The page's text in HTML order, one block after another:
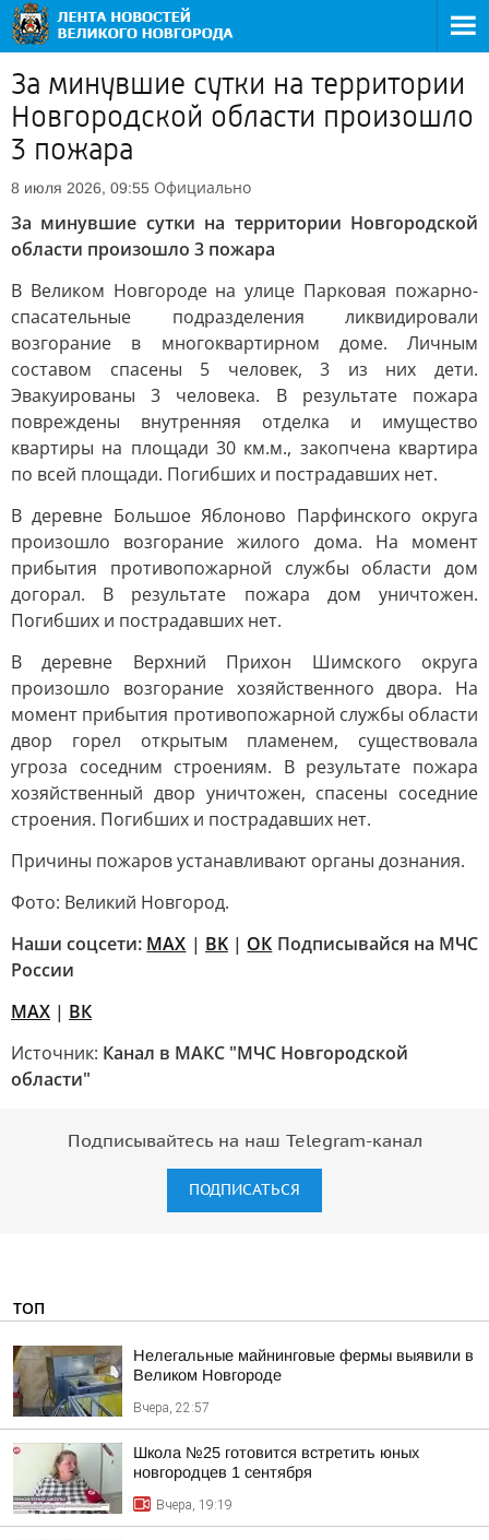
За минувшие сутки на территории
Новгородской области произошло
3 пожара
8 июля 2026, 09:55 Официально
За минувшие сутки на территории Новгородской
области произошло 3 пожара
В Великом Новгороде на улице Парковая пожарно-
спасательные подразделения ликвидировали
возгорание в многоквартирном доме. Личным
составом спасены 5 человек, 3 из них дети.
Эвакуированы 3 человека. В результате пожара
повреждены внутренняя отделка и имущество
квартиры на площади 30 км.м., закопчена квартира
по всей площади. Погибших и пострадавших нет.
В деревне Большое Яблоново Парфинского округа
произошло возгорание жилого дома. На момент
прибытия противопожарной службы области дом
догорал. В результате пожара дом уничтожен.
Погибших и пострадавших нет.
В деревне Верхний Прихон Шимского округа
произошло возгорание хозяйственного двора. На
момент прибытия противопожарной службы области
двор горел открытым пламенем, существовала
угроза соседним строениям. В результате пожара
хозяйственный двор уничтожен, спасены соседние
строения. Погибших и пострадавших нет.
Причины пожаров устанавливают органы дознания.
Фото: Великий Новгород.
Наши соцсети: MAX | BK| ОК Подписывайся на МЧС
России
МАХ | ВК
Источник: Канал в МАКС "МЧС Новгородской
области"
Подписывайтесь на наш Telegram-канал
ПОДПИСАТЬСЯ
ТОП
Нелегальные майнинговые фермы выявили в
Великом Новгороде
Вчера, 22:57
Школа №25 готовится встретить юных
новгородцев 1 сентября
Вчера, 19:19